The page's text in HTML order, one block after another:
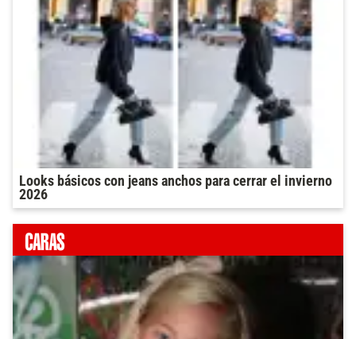
Looks básicos con jeans anchos para cerrar el invierno
2026